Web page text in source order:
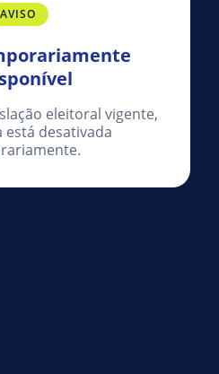
AVISO
eleitoral vigente,
está desativada